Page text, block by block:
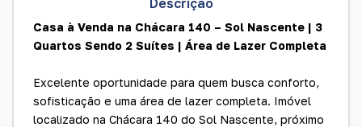
Descrição
Casa à Venda na Chácara 140 – Sol Nascente | 3
Quartos Sendo 2 Suítes | Área de Lazer Completa
Excelente oportunidade para quem busca conforto,
sofisticação e uma área de lazer completa. Imóvel
localizado na Chácara 140 do Sol Nascente, próximo